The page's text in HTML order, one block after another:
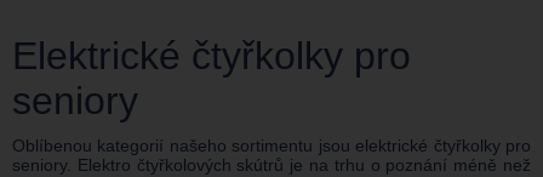
Elektrické čtyřkolky pro
seniory
Oblíbenou kategorií našeho sortimentu jsou elektrické čtyřkolky pro
seniory. Elektro čtyřkolových skútrů je na trhu o poznání méně než